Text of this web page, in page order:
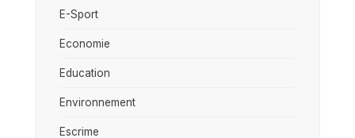
E-Sport
Economie
Education
Environnement
Escrime